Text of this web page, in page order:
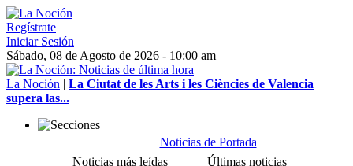
Regístrate
Iniciar Sesión
Sábado, 08 de Agosto de 2026 - 10:00 am
La Noción | La Ciutat de les Arts i les Ciències de Valencia
supera las...
Noticias de Portada
Noticias más leídas
Últimas noticias